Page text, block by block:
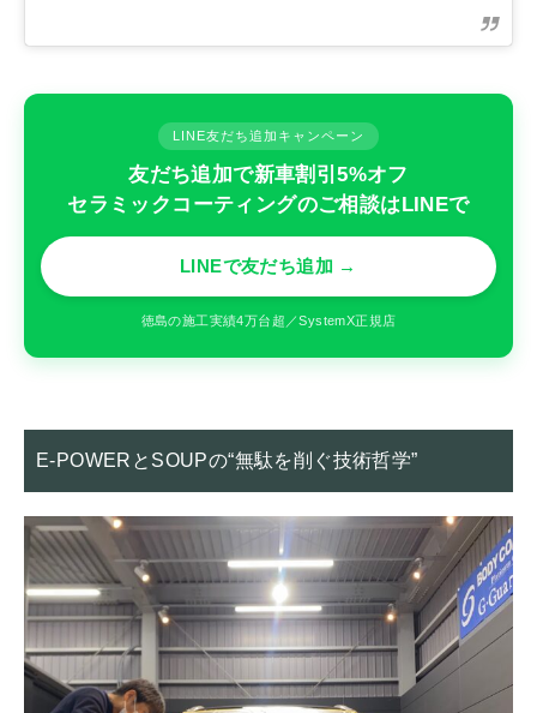
LINE友だち追加キャンペーン
友だち追加で新車割引5%オフ
セラミックコーティングのご相談はLINEで
LINEで友だち追加 →
徳島の施工実績4万台超／SystemX正規店
E-POWERとSOUPの“無駄を削ぐ技術哲学”